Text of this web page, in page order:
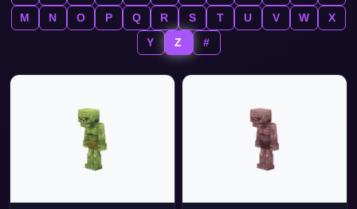
M
N O P Q R S T U V W
X
Y
Z #